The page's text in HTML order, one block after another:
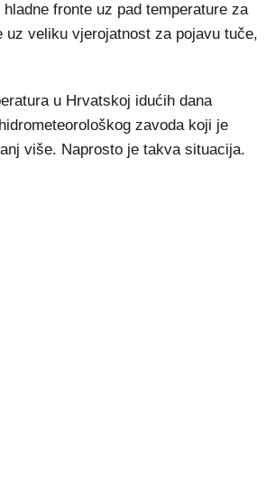
fronte uz pad temperature za
veliku vjerojatnost za pojavu tuče,
u Hrvatskoj idućih dana
zavoda koji je
više. Naprosto je takva situacija.